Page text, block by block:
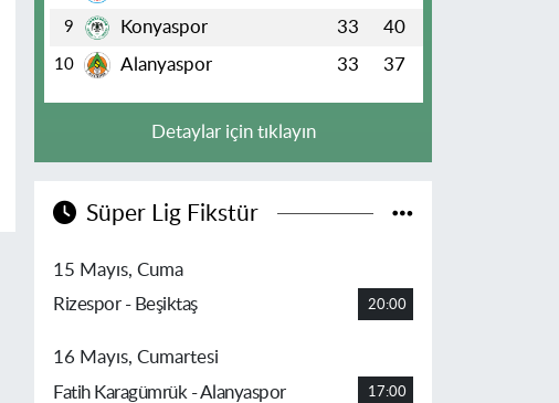
9 Konyaspor 33 40
10 Alanyaspor 33 37
Detaylar için tıklayın
Süper Lig Fikstür
15 Mayıs, Cuma
Rizespor - Beşiktaş
20:00
16 Mayıs, Cumartesi
Fatih Karagümrük - Alanyaspor
17:00